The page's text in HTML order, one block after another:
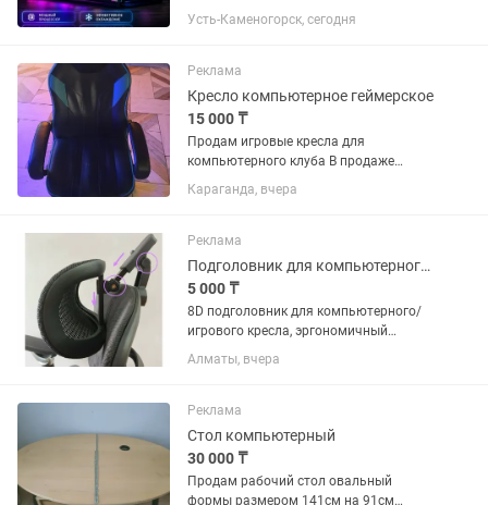
необходимости! Цена на системный
блок. На остальное писать по
9800x3d Видеокарта Видеокарта
Gigabyte...
Усть-Каменогорск, сегодня
Реклама
Кресло компьютерное геймерское
15 000 ₸
Продам игровые кресла для
компьютерного клуба В продаже
оригинальные игровые кресла MSI,
ThunderX3 и AeroCool. Кресла
клубе, полностью исправны и готовы к
дальнейшей...
Караганда, вчера
Реклама
Подголовник для компьютерного кресла
5 000 ₸
8D подголовник для компьютерного/
игрового кресла, эргономичный
съемный аксессуар для поддержки шеи
с гибкой регулировкой высоты и угла
геймерских кресел с креплением...
Алматы, вчера
Реклама
Стол компьютерный
30 000 ₸
Продам рабочий стол овальный
формы размером 141см на 91см